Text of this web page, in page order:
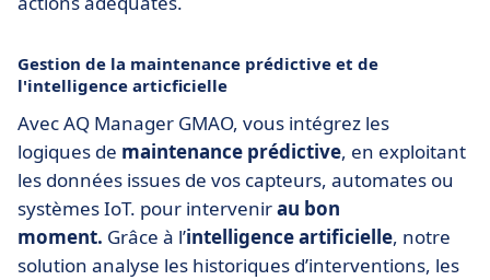
Gestion de la maintenance prédictive et de
l'intelligence articficielle
Avec AQ Manager GMAO, vous intégrez les
logiques de maintenance prédictive, en exploitant
les données issues de vos capteurs, automates ou
systèmes IoT. pour intervenirau bon
moment. Grâce à l’intelligence artificielle, notre
solution analyse les historiques d’interventions, les